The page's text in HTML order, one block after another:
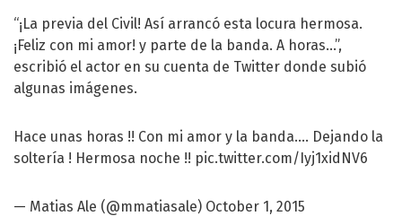
“¡La previa del Civil! Así arrancó esta locura hermosa.
¡Feliz con mi amor! y parte de la banda. A horas...”,
escribió el actor en su cuenta de Twitter donde subió
algunas imágenes.
Hace unas horas !! Con mi amor y la banda.... Dejando la
soltería ! Hermosa noche !! pic.twitter.com/Iyj1xidNV6
— Matias Ale (@mmatiasale) October 1, 2015